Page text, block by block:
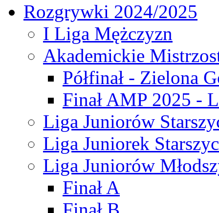
Rozgrywki 2024/2025
I Liga Mężczyzn
Akademickie
Półfinał - Zielona
Finał AMP 2025 -
Liga Juniorów
Liga Juniorek
Liga Juniorów
Finał A